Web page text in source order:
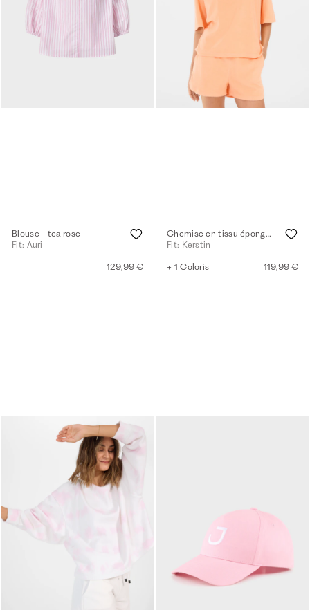
Blouse - tea rose
Fit: Auri
129,99 €
Chemise en tissu éponge - melon
Fit: Kerstin
+ 1 Coloris 119,99 €